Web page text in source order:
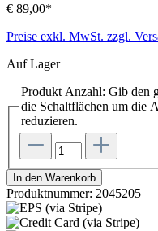
€ 89,00*
Preise exkl. MwSt. zzgl.
Auf Lager
Produkt Anzahl: Gib den
die Schaltflächen um die
reduzieren.
In den Warenkorb
Produktnummer: 2045205